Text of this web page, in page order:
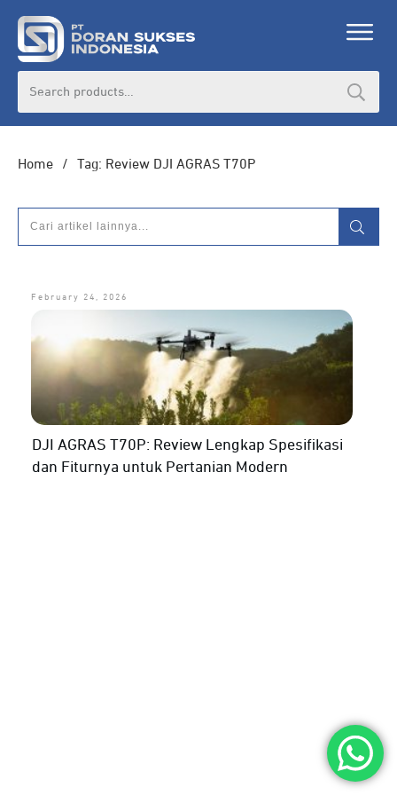
Home / Tag: Review DJI AGRAS T70P
February 24, 2026
DJI AGRAS T70P: Review Lengkap Spesifikasi
dan Fiturnya untuk Pertanian Modern